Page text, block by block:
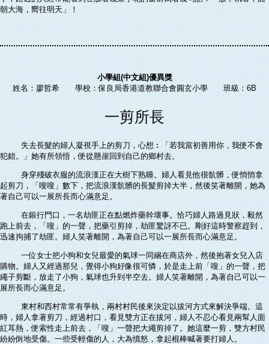
朝大海，嚮往明天」！
小學組(中文組)優異獎
姓名：廖哲希 學校：保良局香港道教聯合會圓玄小學 班級：6B
一剪所長
失去長髮的婦人凝視手上的剪刀，心想︰「若我當初善用你，我便不會
犯錯。」她有所領悟，便從懸崖回到自己的鄉村去。
身穿殘破衣服的流浪漢正在大樹下熟睡。婦人看見他很骯髒，便悄悄拿
起剪刀，「嗖嗖」數下，把流浪漢骯髒的長髮剪掉大半，然後笑著離開，她為
著自己可以一展所長而心滿意足。
在銀行門口，一名劫匪正在點燃炸藥幹壞事。恰巧婦人路過見狀，毅然
跑上前去，「嗖」的一聲，把藥引剪掉，劫匪驚訝不已。剛好這時警察趕到，
迅速拘捕了劫匪。婦人笑著離開，為著自己可以一展所長而心滿意足。
一位女士把小狗和女兒最愛的氣球一同綑在商店外，然後抱著女兒入店
購物。婦人又經過那兒，覺得小狗好像很可憐，於是走上前「嗖」的一聲，把
繩子剪斷，放走了小狗，氣球也升到半空去。婦人笑著離開，為著自己可以一
展所長而心滿意足。
東村和西村常常有爭執，兩村村民後來決定以拔河方式來解決爭端。這
時，婦人拿著剪刀，經過村口，看見雙方正在拔河，婦人不忍心看見兩幫人面
紅耳熱，便索性走上前去，「嗖」一聲把大繩剪掉了。她這麼一剪，雙方村民
紛紛倒地受傷。一些受輕傷的人，大為憤怒，拿起棍棒喊著要打婦人。